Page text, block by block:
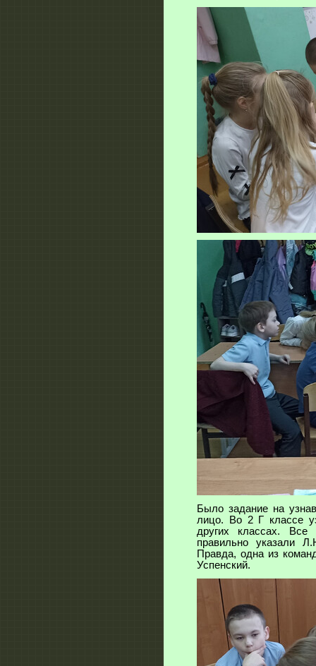
Было задание на
лицо. Во 2 Г классе
других классах.
правильно указали
Правда, одна из
Успенский.